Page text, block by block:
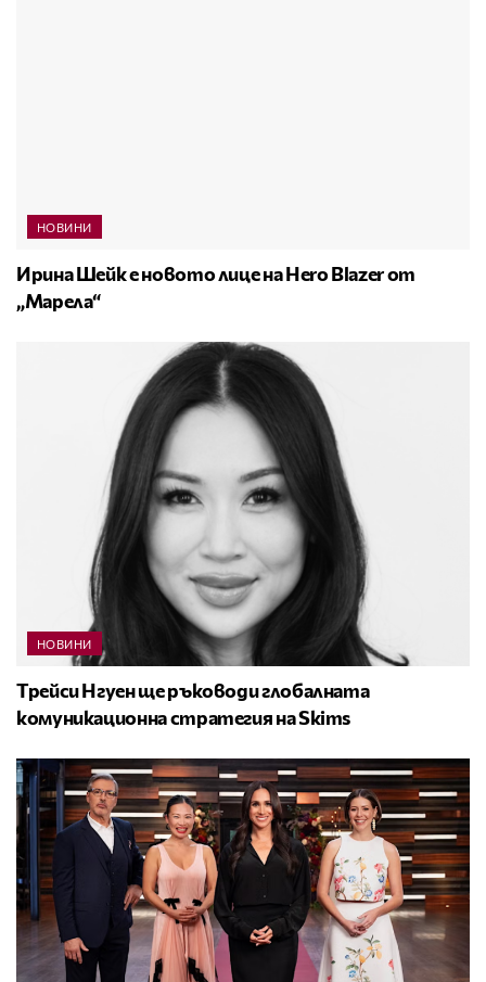
НОВИНИ
Ирина Шейк е новото лице на Hero Blazer от
„Марела“
НОВИНИ
Трейси Нгуен ще ръководи глобалната
комуникационна стратегия на Skims